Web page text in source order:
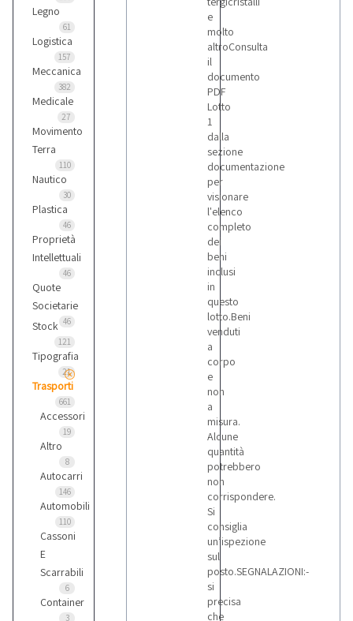
Legno
61
Logistica
157
Meccanica
382
Medicale
27
Movimento
Terra
110
Nautico
30
Plastica
46
Proprietà
Intellettuali
46
Quote
Societarie
46
Stock
121
Tipografia
21
Trasporti
661
Accessori
19
Altro
8
Autocarri
146
Automobili
110
Cassoni
E
Scarrabili
6
Container
3
e
molto
altroConsulta
il
documento
PDF
Lotto
1
dalla
sezione
documentazione
per
visionare
l'elenco
completo
dei
beni
inclusi
in
questo
lotto.Beni
venduti
a
corpo
e
non
a
misura.
Alcune
quantità
potrebbero
non
corrispondere.
Si
consiglia
un’ispezione
sul
posto.SEGNALAZIONI:-
si
precisa
che